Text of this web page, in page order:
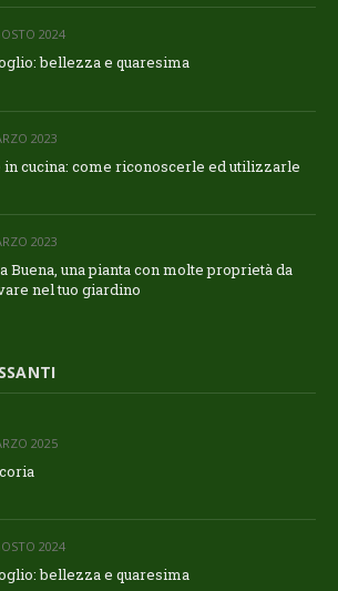
2024
bellezza e quaresima
2023
in cucina: come riconoscerle ed utilizzarle
2023
Buena, una pianta con molte proprietà da
nel tuo giardino
2025
2024
bellezza e quaresima